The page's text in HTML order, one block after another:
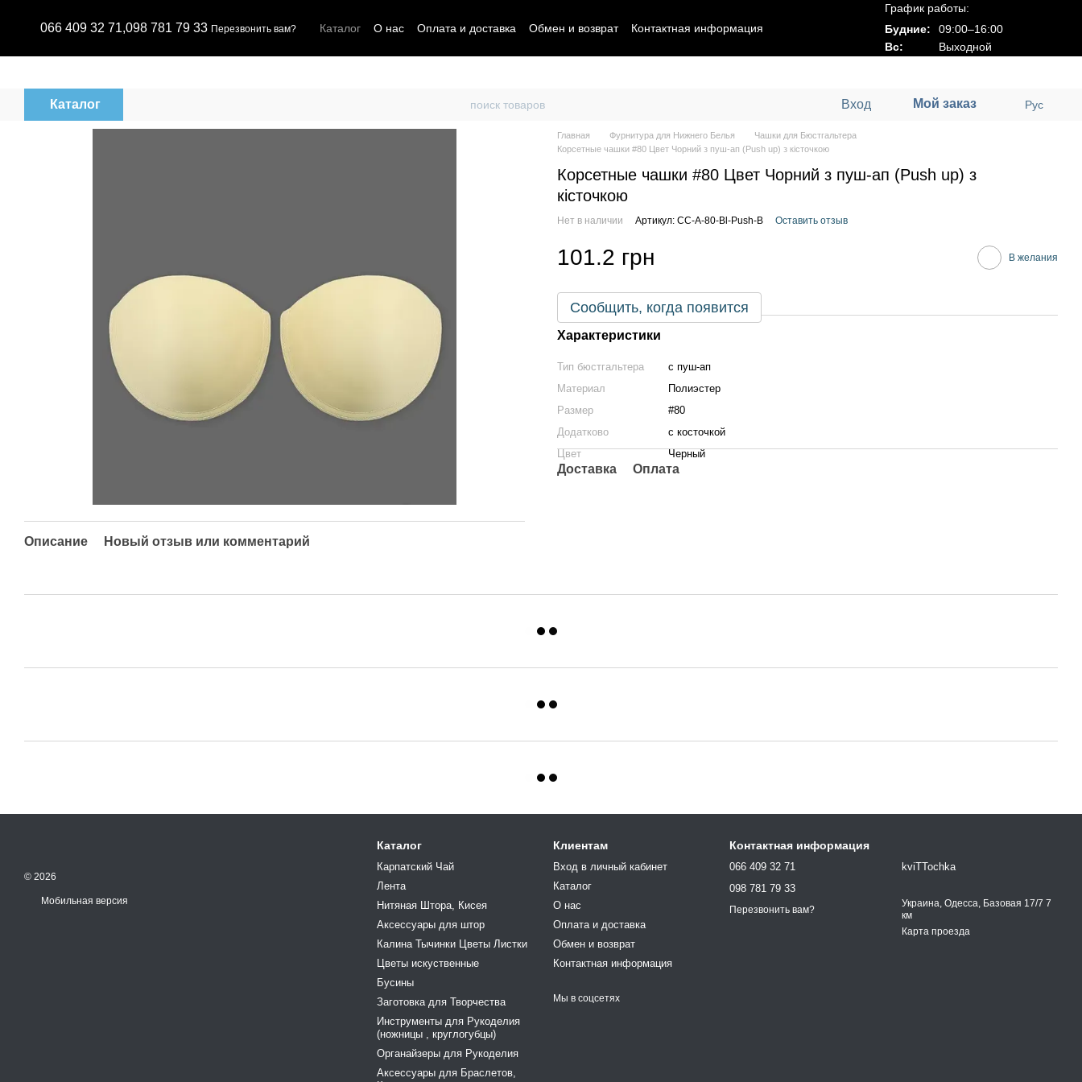
066 409 32 71,098 781 79 33 Перезвонить вам? Каталог О нас Оплата и доставка Обмен и возврат Контактная информация
График работы:
Будние:
09:00–16:00
Вс:
Выходной
Каталог Вход Мой заказ Рус
Описание Новый отзыв или комментарий
Главная Фурнитура для Нижнего Белья
Чашки для Бюстгальтера
Корсетные чашки #80 Цвет Чорний з пуш-ап (Push up) з кісточкою
Корсетные чашки #80 Цвет Чорний з пуш-ап (Push up) з
кісточкою
Нет в наличии Артикул: CC-A-80-Bl-Push-B Оставить отзыв
101.2 грн В желания
Сообщить, когда появится
Характеристики
Тип бюстгальтера
с пуш-ап
Материал
Полиэстер
Размер
#80
Додатково
с косточкой
Цвет
Черный
Доставка Оплата
© 2026
Мобильная версия
Каталог
Карпатский Чай
Лента
Нитяная Штора, Кисея
Аксессуары для штор
Калина Тычинки Цветы Листки
Цветы искуственные
Бусины
Заготовка для Творчества
Инструменты для Рукоделия
(ножницы , круглогубцы)
Органайзеры для Рукоделия
Аксессуары для Браслетов,
Клиентам
Вход в личный кабинет
Каталог
О нас
Оплата и доставка
Обмен и возврат
Контактная информация
Мы в соцсетях
Контактная информация
066 409 32 71
098 781 79 33
Перезвонить вам?
kviTTochka
Украина, Одесса, Базовая 17/7 7
км
Карта проезда